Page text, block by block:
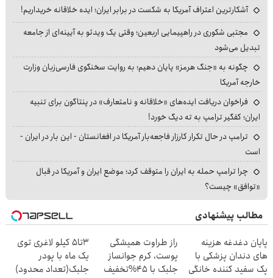
آشکارترین اعتراف آمریکا به شکست در برابر ایران؛ ایده خلاقانه خریداریم!
مجتبی شکوری در راهپیمایی اربعین؛ وقتی یک ویدئو به آیینه‌ای از جامعه
تبدیل می‌شود
چگونه به «جنگ هرمز» پایان دهیم؛ به روایت سخنگوی فارسی‌زبان وزارت
خارجه آمریکا
فراخوان دریافت ایده‌های «خلاقانه و نامتعارف» در پنتاگون برای تنبیه
ایران؛ کفگیر ترامپ به ته دیگ خورد!
ترامپ در حال تکرار کارزار فاجعه‌بار آمریکا در افغانستان - این بار در ایران -
است
چرا ترامپ حمله به ایران را متوقف کرد؛ موضع ایران و آمریکا در قبال
«توافق» چیست؟
مطالب پیشنهادی
پایان دغدغه هزینه
های دندان پزشکی با
پک سفید کننده خانگی
راز طراوت همیشگی
پوست، کرم جوانساز
جلبک با 45%تخفیف
3تا5 کیلو لاغری توی
یک ماه با پودر
جلبک(تعداد محدود)